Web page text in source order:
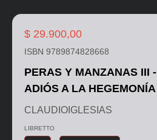
$ 29.900,00
ISBN 9789874828668
PERAS Y MANZANAS III -
ADIÓS A LA HEGEMONÍA
CLAUDIOIGLESIAS
LIBRETTO